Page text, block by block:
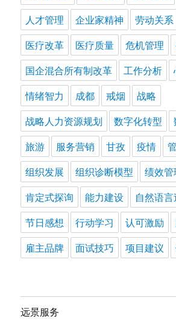
人才管理
企业家精神 劳动关系
医疗改革
医疗质量 危机管理
国企混合所有制改革
工作分析
情绪智力
成都 戒烟
战略
战略人力资源规划
数字化转型
旅游
服务营销 甘孜 疫情
组织发展
组织诊断模型
绩效管
肯定式探询
能力建设
自然语
节日感想
行动学习 认可激励
雇主品牌
面试技巧 项目建议
远景服务